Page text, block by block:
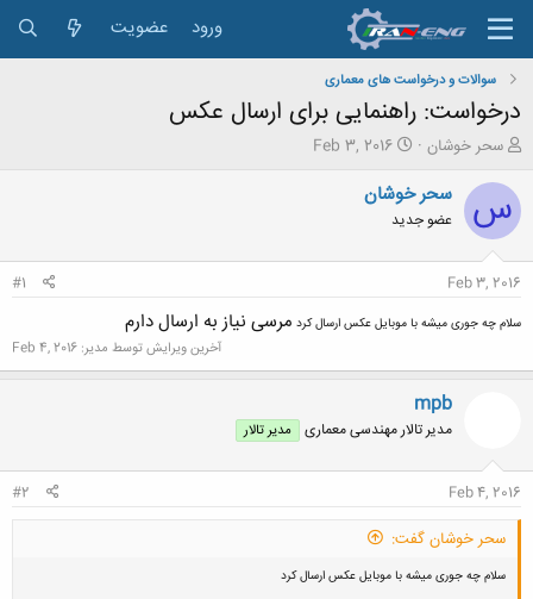
ورود عضویت
سوالات و درخواست های معماری
درخواست: راهنمایی برای ارسال عکس
ش
و
ع
ک
ه
م
سحر خوشان
ت
ر
خ
ع
Feb 3, 2016
س سحر خوشان
عضو جدید
Feb 3, 2016
#1
سلام چه جوری میشه با موبایل عکس ارسال کرد مرسی نیاز به ارسال دارم
آخرین ویرایش توسط مدیر: Feb 4, 2016
mpb
مدیر تالار مهندسی معماری مدیر تالار
Feb 4, 2016
#2
سحر خوشان گفت:
سلام چه جوری میشه با موبایل عکس ارسال کرد